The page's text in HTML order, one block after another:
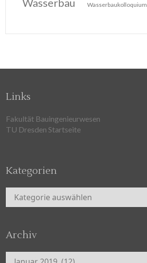
Wasserbau Wasserbaukolloquium
Links
Fakultät Bauingenieurwesen
TU Dresden Startseite
Kategorien
Kategorien
Archiv
Archiv